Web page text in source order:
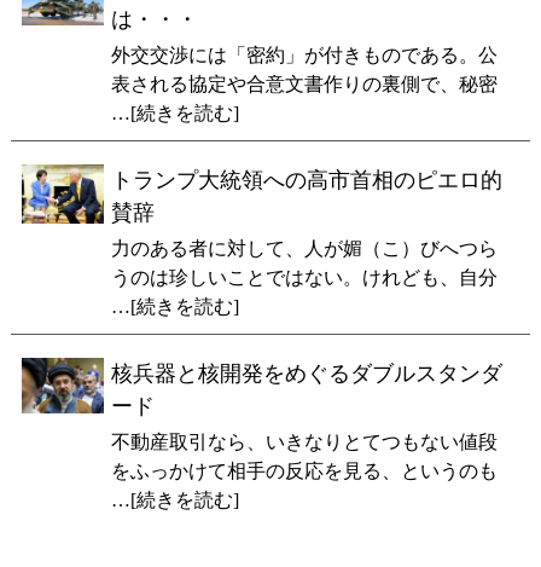
は・・・
外交交渉には「密約」が付きものである。公
表される協定や合意文書作りの裏側で、秘密
…[続きを読む]
トランプ大統領への高市首相のピエロ的
賛辞
力のある者に対して、人が媚（こ）びへつら
うのは珍しいことではない。けれども、自分
…[続きを読む]
核兵器と核開発をめぐるダブルスタンダ
ード
不動産取引なら、いきなりとてつもない値段
をふっかけて相手の反応を見る、というのも
…[続きを読む]